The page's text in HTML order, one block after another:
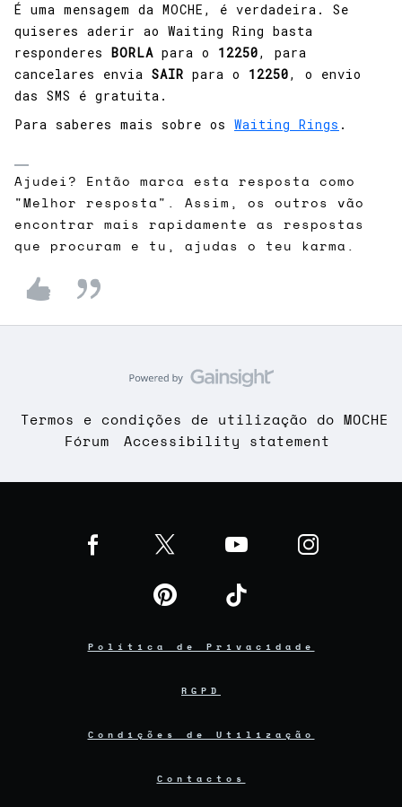
É uma mensagem da MOCHE, é verdadeira. Se
quiseres aderir ao Waiting Ring basta
responderes BORLA para o 12250, para
cancelares envia SAIR para o 12250, o envio
das SMS é gratuita.
Para saberes mais sobre os Waiting Rings .
Ajudei? Então marca esta resposta como
"Melhor resposta". Assim, os outros vão
encontrar mais rapidamente as respostas
que procuram e tu, ajudas o teu karma.
Termos e condições de utilização do MOCHE
Fórum
Accessibility statement
Política de Privacidade
RGPD
Condições de Utilização
Contactos